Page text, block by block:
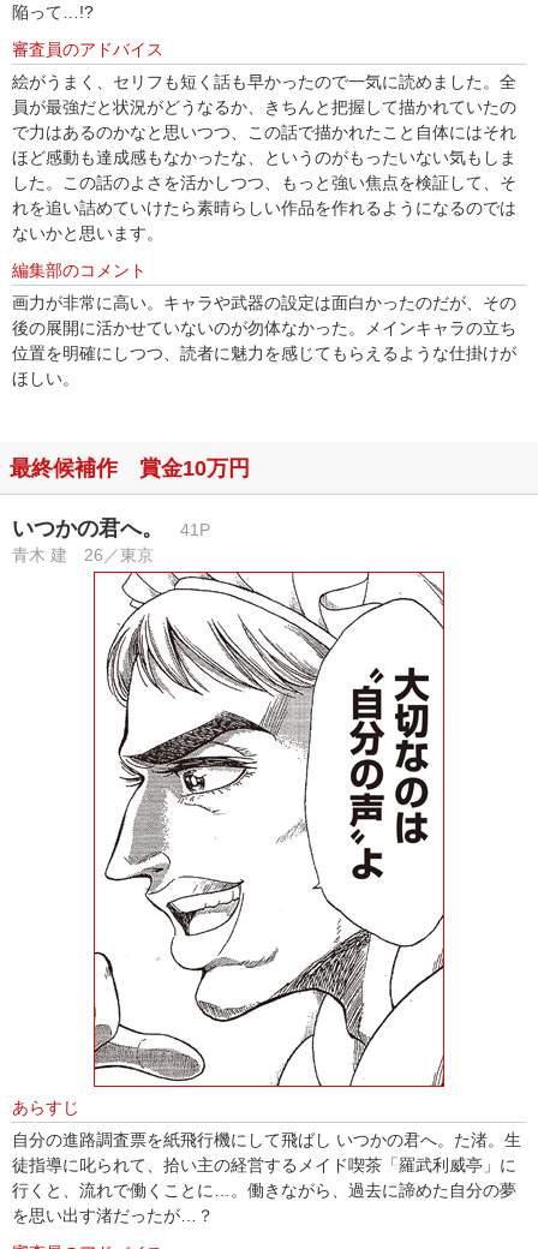
陥って…!?
審査員のアドバイス
絵がうまく、セリフも短く話も早かったので一気に読めました。全
員が最強だと状況がどうなるか、きちんと把握して描かれていたの
で力はあるのかなと思いつつ、この話で描かれたこと自体にはそれ
ほど感動も達成感もなかったな、というのがもったいない気もしま
した。この話のよさを活かしつつ、もっと強い焦点を検証して、そ
れを追い詰めていけたら素晴らしい作品を作れるようになるのでは
ないかと思います。
編集部のコメント
画力が非常に高い。キャラや武器の設定は面白かったのだが、その
後の展開に活かせていないのが勿体なかった。メインキャラの立ち
位置を明確にしつつ、読者に魅力を感じてもらえるような仕掛けが
ほしい。
最終候補作 賞金10万円
いつかの君へ。
41P
青木 建 26／東京
あらすじ
自分の進路調査票を紙飛行機にして飛ばし いつかの君へ。た渚。生
徒指導に叱られて、拾い主の経営するメイド喫茶「羅武利威亭」に
行くと、流れで働くことに…。働きながら、過去に諦めた自分の夢
を思い出す渚だったが…？